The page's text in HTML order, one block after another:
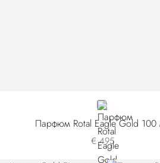
NEUTRAL
Парфюм Rotal Eagle Gold 100
€ 495